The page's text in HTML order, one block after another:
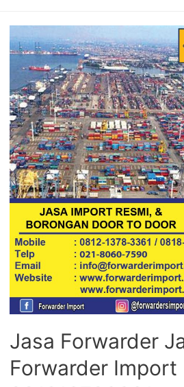
Jasa Forwarder
Forwarder Import |